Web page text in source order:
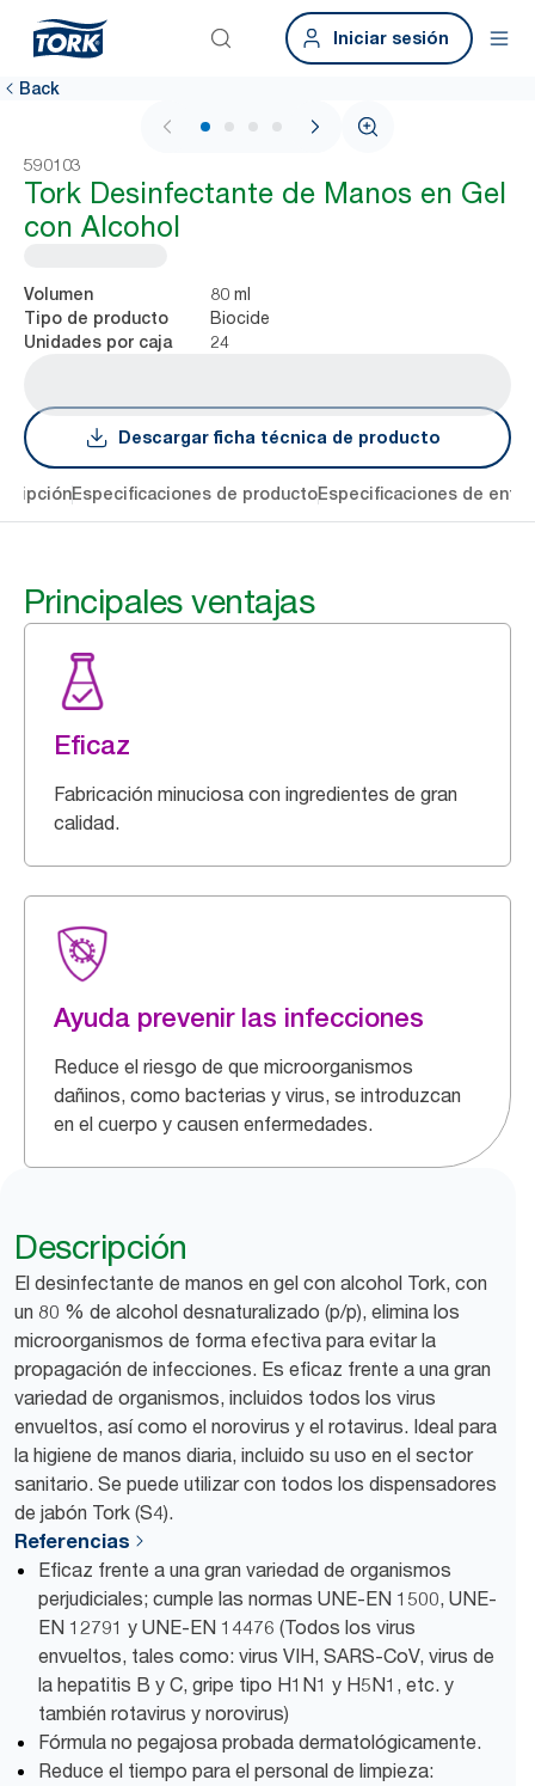
Iniciar sesión
Back
1 / 4
590103
Tork Desinfectante de Manos en Gel
con Alcohol
Volumen 80 ml
Tipo de producto Biocide
Unidades por caja 24
Descargar ficha técnica de producto
Especificaciones de productoEspecificaciones de
Principales ventajas
Eficaz
Fabricación minuciosa con ingredientes de gran
calidad.
Ayuda prevenir las infecciones
Reduce el riesgo de que microorganismos
dañinos, como bacterias y virus, se introduzcan
en el cuerpo y causen enfermedades.
Descripción
El desinfectante de manos en gel con alcohol Tork, con
un 80 % de alcohol desnaturalizado (p/p), elimina los
microorganismos de forma efectiva para evitar la
propagación de infecciones. Es eficaz frente a una gran
variedad de organismos, incluidos todos los virus
envueltos, así como el norovirus y el rotavirus. Ideal para
la higiene de manos diaria, incluido su uso en el sector
sanitario. Se puede utilizar con todos los dispensadores
de jabón Tork (S4).
Referencias
Eficaz frente a una gran variedad de organismos
perjudiciales; cumple las normas UNE-EN 1500, UNE-
EN 12791 y UNE-EN 14476 (Todos los virus
envueltos, tales como: virus VIH, SARS-CoV, virus de
la hepatitis B y C, gripe tipo H1N1 y H5N1, etc. y
también rotavirus y norovirus)
Fórmula no pegajosa probada dermatológicamente.
Reduce el tiempo para el personal de limpieza: